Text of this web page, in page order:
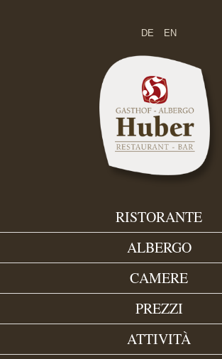
DE EN
RISTORANTE
ALBERGO
CAMERE
PREZZI
ATTIVITÀ